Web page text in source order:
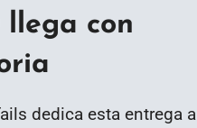
llega con
dedica esta entrega a